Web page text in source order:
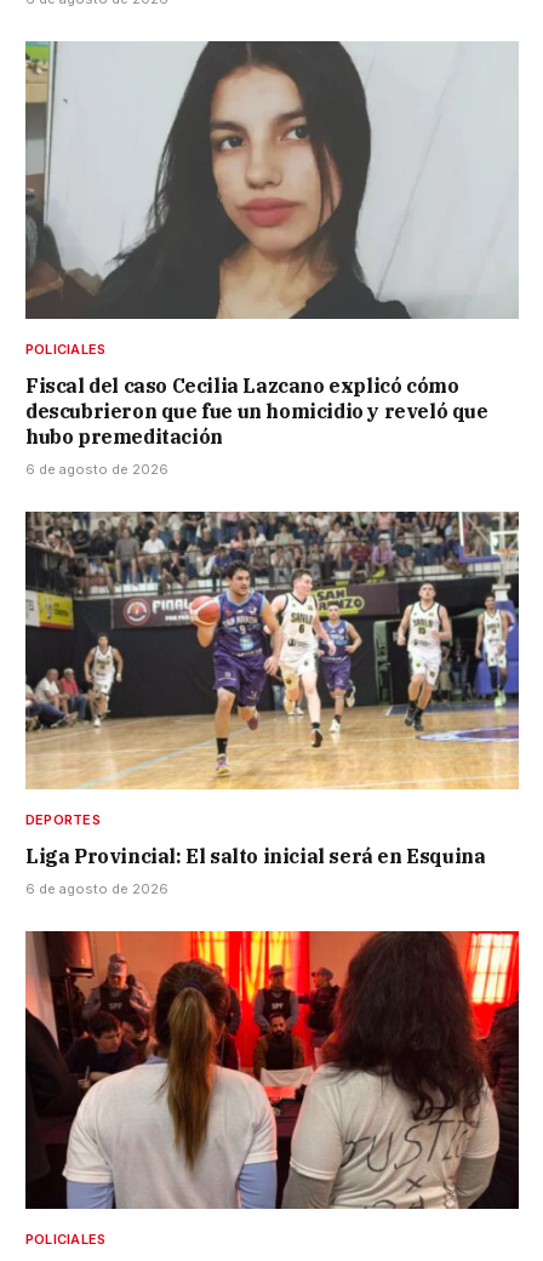
POLICIALES
Fiscal del caso Cecilia Lazcano explicó cómo
descubrieron que fue un homicidio y reveló que
hubo premeditación
6 de agosto de 2026
DEPORTES
Liga Provincial: El salto inicial será en Esquina
6 de agosto de 2026
POLICIALES